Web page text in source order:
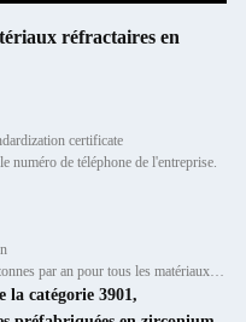
réfractaires en
certificate
numéro de téléphone de l'entreprise.
Capacité d'approvisionnement: plus de 120 000 tonnes par an pour tous les matériaux réfractaires: échafaudages, préfaçades et briq
la catégorie 3901,